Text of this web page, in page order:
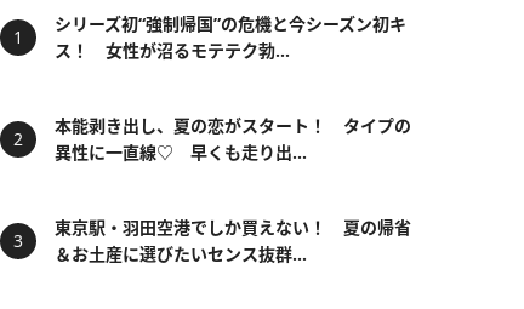
シリーズ初“強制帰国”の危機と今シーズン初キ
ス！ 女性が沼るモテテク勃...
本能剥き出し、夏の恋がスタート！ タイプの
異性に一直線♡ 早くも走り出...
東京駅・羽田空港でしか買えない！ 夏の帰省
＆お土産に選びたいセンス抜群...